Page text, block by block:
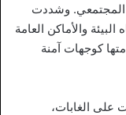
المجتمعي. وشددت
والأماكن العامة
كوجهات آمنة
على الغابات،